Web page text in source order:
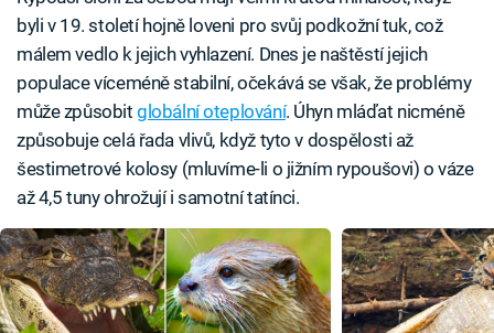
byli v 19. století hojně loveni pro svůj podkožní tuk, což
málem vedlo k jejich vyhlazení. Dnes je naštěstí jejich
populace víceméně stabilní, očekává se však, že problémy
může způsobitglobální oteplování. Úhyn mláďat nicméně
způsobuje celá řada vlivů, když tyto v dospělosti až
šestimetrové kolosy (mluvíme-li o jižním rypoušovi) o váze
až 4,5 tuny ohrožují i samotní tatínci.